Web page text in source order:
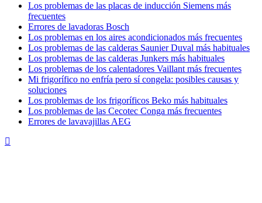
Los problemas de las placas de inducción Siemens más
frecuentes
Errores de lavadoras Bosch
Los problemas en los aires acondicionados más frecuentes
Los problemas de las calderas Saunier Duval más habituales
Los problemas de las calderas Junkers más habituales
Los problemas de los calentadores Vaillant más frecuentes
Mi frigorífico no enfría pero sí congela: posibles causas y
soluciones
Los problemas de los frigoríficos Beko más habituales
Los problemas de las Cecotec Conga más frecuentes
Errores de lavavajillas AEG